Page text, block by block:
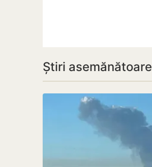
Știri asemănătoare